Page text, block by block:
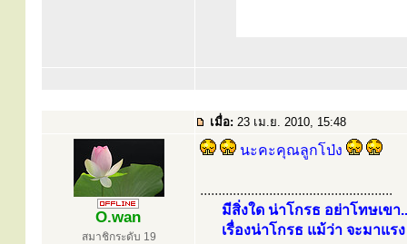
เมื่อ: 23 เม.ย. 2010, 15:48
O.wan
สมาชิกระดับ 19
นะคะคุณลูกโป่ง
.....................................................
มีสิ่งใด น่าโกรธ อย่าโทษเขา
เรื่องน่าโกรธ แม้ว่า จะมาแร